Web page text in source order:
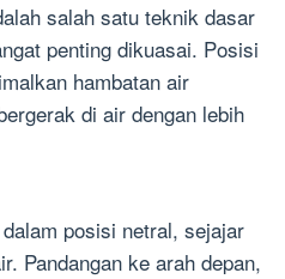
salah satu teknik dasar
penting dikuasai. Posisi
hambatan air
di air dengan lebih
posisi netral, sejajar
Pandangan ke arah depan,